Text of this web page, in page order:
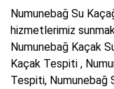
Numunebağ Su
hizmetlerimiz
Numunebağ Kaçak
Kaçak Tespiti ,
Tespiti, Numunebağ